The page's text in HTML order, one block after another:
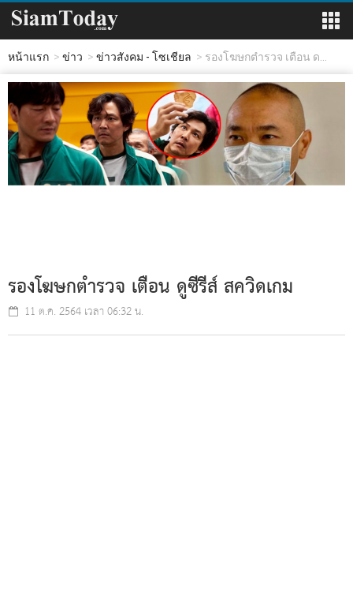
หน้าแรก ข่าว ข่าวสังคม - โซเชียล รองโฆษกตำรวจ เตือน ด...
รองโฆษกตำรวจ เตือน ดูซีรีส์ สควิดเกม
11 ต.ค. 2564 เวลา 06:32 น.